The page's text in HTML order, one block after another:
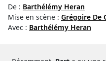
De : Barthélémy Heran
Mise en scène : Grégoire De
Avec : Barthélémy Heran